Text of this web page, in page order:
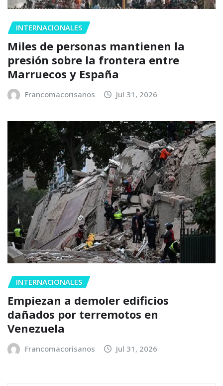
INTERNACIONALES
Miles de personas mantienen la
presión sobre la frontera entre
Marruecos y España
Francomacorisanos Jul 31, 2026
INTERNACIONALES
Empiezan a demoler edificios
dañados por terremotos en
Venezuela
Francomacorisanos Jul 31, 2026